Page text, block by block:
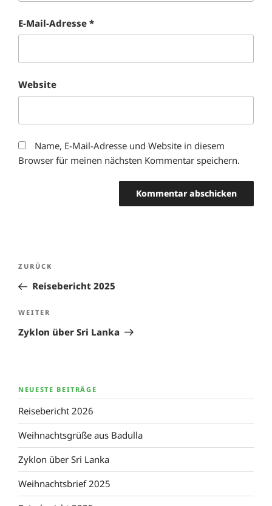
E-Mail-Adresse *
Website
Name, E-Mail-Adresse und Website in diesem
Browser für meinen nächsten Kommentar speichern.
Beitragsnavigation
Vorheriger
Beitrag
ZURÜCK
Reisebericht 2025
Nächster
Beitrag
WEITER
Zyklon über Sri Lanka
NEUESTE BEITRÄGE
Reisebericht 2026
Weihnachtsgrüße aus Badulla
Zyklon über Sri Lanka
Weihnachtsbrief 2025